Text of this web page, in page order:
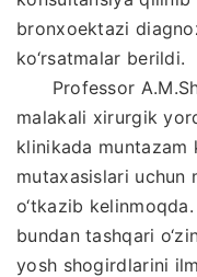
bronxoektazi
ko‘rsatmalar berildi.
Professor
malakali xirurgik
klinikada muntazam
mutaxasislari uchun
o‘tkazib
bundan tashqari
yosh shogirdlarini